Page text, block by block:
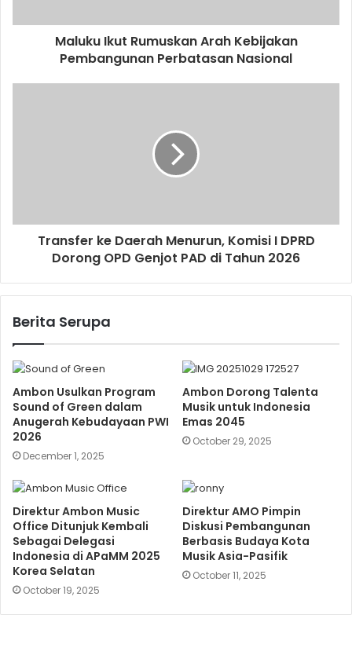
Maluku Ikut Rumuskan Arah Kebijakan
Pembangunan Perbatasan Nasional
Transfer ke Daerah Menurun, Komisi I DPRD
Dorong OPD Genjot PAD di Tahun 2026
Berita Serupa
Ambon Usulkan Program
Sound of Green dalam
Anugerah Kebudayaan PWI
2026
December 1, 2025
Ambon Dorong Talenta
Musik untuk Indonesia
Emas 2045
October 29, 2025
Direktur Ambon Music
Office Ditunjuk Kembali
Sebagai Delegasi
Indonesia di APaMM 2025
Korea Selatan
October 19, 2025
Direktur AMO Pimpin
Diskusi Pembangunan
Berbasis Budaya Kota
Musik Asia-Pasifik
October 11, 2025